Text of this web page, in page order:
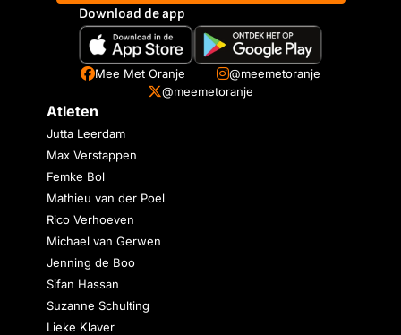
Download de app
Mee Met Oranje
@meemetoranje
@meemetoranje
Atleten
Jutta Leerdam
Max Verstappen
Femke Bol
Mathieu van der Poel
Rico Verhoeven
Michael van Gerwen
Jenning de Boo
Sifan Hassan
Suzanne Schulting
Lieke Klaver